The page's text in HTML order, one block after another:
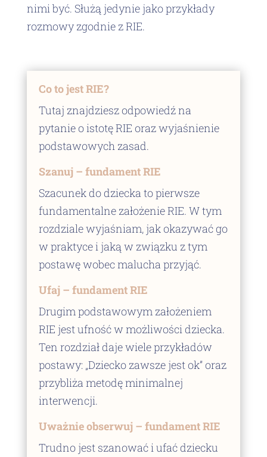
nimi być. Służą jedynie jako przykłady
rozmowy zgodnie z RIE.
Co to jest RIE?
Tutaj znajdziesz odpowiedź na
pytanie o istotę RIE oraz wyjaśnienie
podstawowych zasad.
Szanuj – fundament RIE
Szacunek do dziecka to pierwsze
fundamentalne założenie RIE. W tym
rozdziale wyjaśniam, jak okazywać go
w praktyce i jaką w związku z tym
postawę wobec malucha przyjąć.
Ufaj – fundament RIE
Drugim podstawowym założeniem
RIE jest ufność w możliwości dziecka.
Ten rozdział daje wiele przykładów
postawy: „Dziecko zawsze jest ok” oraz
przybliża metodę minimalnej
interwencji.
Uważnie obserwuj – fundament RIE
Trudno jest szanować i ufać dziecku